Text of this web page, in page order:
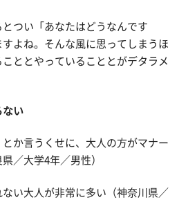
つい「あなたはどうなんです
よね。そんな風に思ってしまうほ
ととやっていることとがデタラメ
ない
とか言うくせに、大人の方がマナー
／大学4年／男性）
ない大人が非常に多い（神奈川県／